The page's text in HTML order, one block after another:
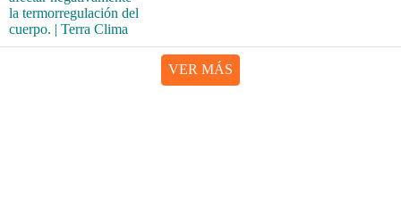
VER MÁS